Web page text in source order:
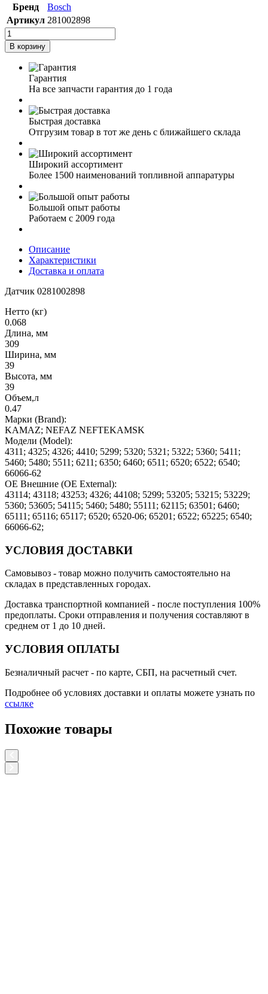
Бренд
Bosch
Артикул 281002898
В корзину
Гарантия
На все запчасти гарантия до 1 года
Быстрая доставка
Отгрузим товар в тот же день с ближайшего склада
Широкий ассортимент
Более 1500 наименований топливной аппаратуры
Большой опыт работы
Работаем с 2009 года
Описание
Характеристики
Доставка и оплата
Датчик 0281002898
Нетто (кг)
0.068
Длина, мм
309
Ширина, мм
39
Высота, мм
39
Объем,л
0.47
Марки (Brand):
KAMAZ; NEFAZ NEFTEKAMSK
Модели (Model):
4311; 4325; 4326; 4410; 5299; 5320; 5321; 5322; 5360; 5411;
5460; 5480; 5511; 6211; 6350; 6460; 6511; 6520; 6522; 6540;
66066-62
OE Внешние (OE External):
43114; 43118; 43253; 4326; 44108; 5299; 53205; 53215; 53229;
5360; 53605; 54115; 5460; 5480; 55111; 62115; 63501; 6460;
65111; 65116; 65117; 6520; 6520-06; 65201; 6522; 65225; 6540;
66066-62;
УСЛОВИЯ ДОСТАВКИ
Самовывоз - товар можно получить самостоятельно на
складах в представленных городах.
Доставка транспортной компанией - после поступления 100%
предоплаты. Сроки отправления и получения составляют в
среднем от 1 до 10 дней.
УСЛОВИЯ ОПЛАТЫ
Безналичный расчет - по карте, СБП, на расчетный счет.
Подробнее об условиях доставки и оплаты можете узнать по
ссылке
Похожие товары